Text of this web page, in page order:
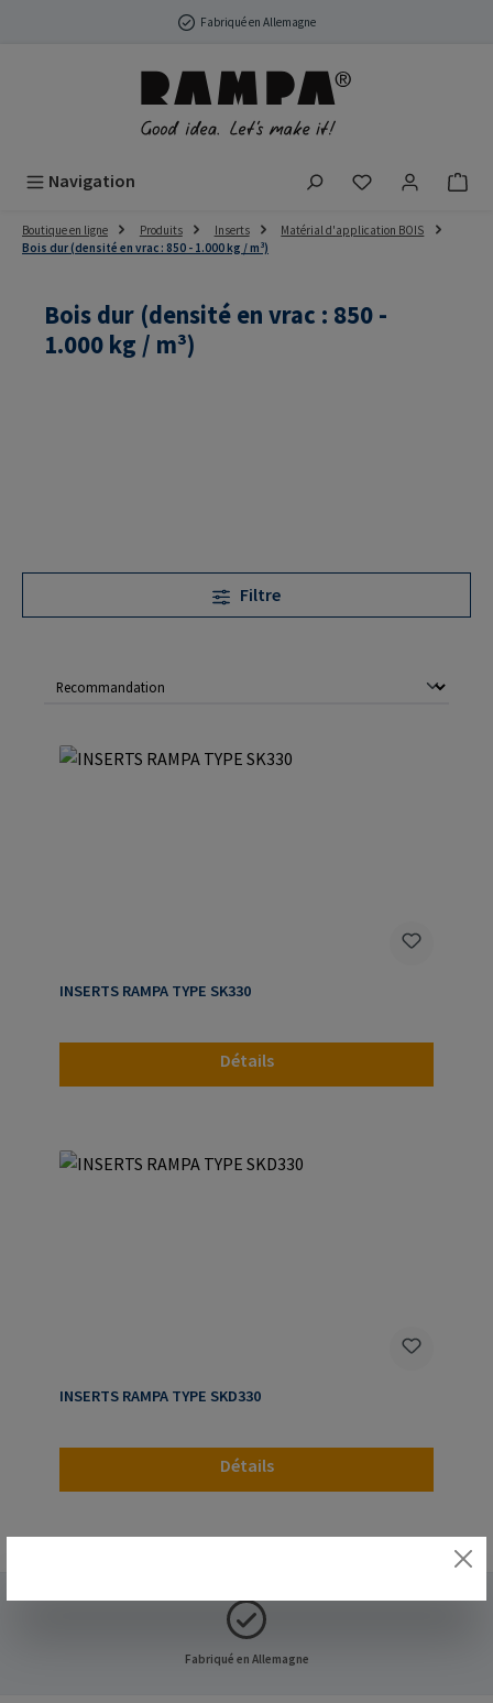
Passer au contenu principalFabriqué en Allemagne
Navigation Vous avez 0
Boutique en ligne Produits Inserts
Matérial d'application BOIS
Bois dur (densité en vrac : 850 - 1.000 kg / m³)
Bois dur (densité en vrac : 850 -
1.000 kg / m³)
Filtre
INSERTS RAMPA TYPE SK330
Détails
INSERTS RAMPA TYPE SKD330
Détails
Fabriqué en Allemagne